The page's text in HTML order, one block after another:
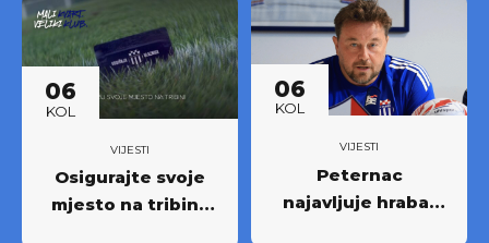
06
KOL
VIJESTI
Osigurajte svoje
mjesto na tribini:
06
KOL
VIJESTI
Peternac
najavljuje hrabar